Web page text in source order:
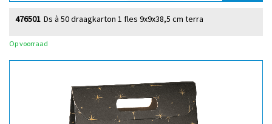
Ds à 50 draagkarton 1 fles 9x9x38,5 cm terra
476501
Op voorraad